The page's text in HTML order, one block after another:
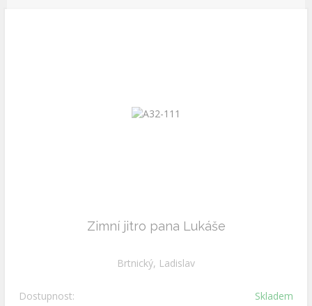
Zimní jitro pana Lukáše
Brtnický, Ladislav
Dostupnost: Skladem